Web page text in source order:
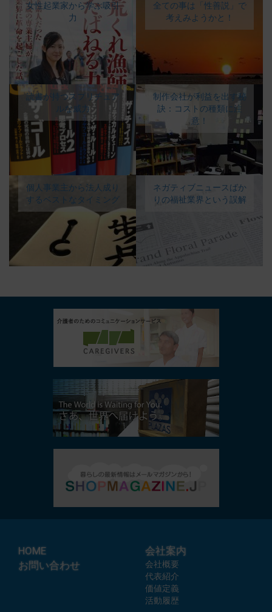
女性起業家から学ぶ吸引
力
全ての事は「性善説」で
考えみようかと！
読書が持つスプリチュア
ルな威力
制作会社が利益を出す秘
訣：コストの種類に注
意！
個人事業主から法人成り
するベストなタイミング
ネガティブニュースばか
りの福祉業界という誤解
HOME
お問い合わせ
会社案内
会社概要
代表紹介
価値定義
活動履歴